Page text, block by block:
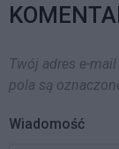
Twój adres e-
pola są
Wiadomość